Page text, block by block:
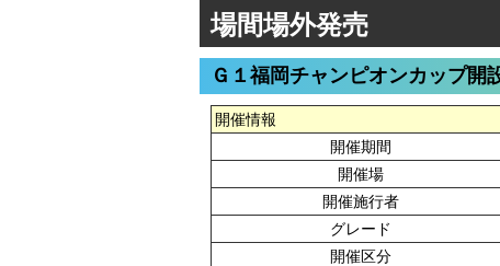
場間場外発売
Ｇ１福岡チャンピオンカップ開
開催情報
開催期間
開催場
開催施行者
グレード
開催区分